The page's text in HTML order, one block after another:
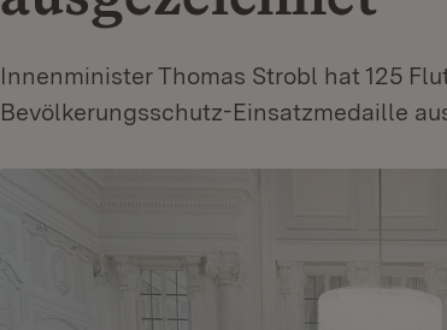
Innenminister Thomas Strobl hat 125
Bevölkerungsschutz-Einsatzmedaille